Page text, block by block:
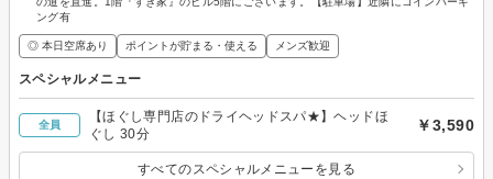
ング有
◎ 本日空席あり ポイントが貯まる・使える メンズ歓迎
スペシャルメニュー
全員
【ほぐし専門店のドライヘッドスパ★】ヘッドほ
ぐし 30分
￥3,590
すべてのスペシャルメニューを見る